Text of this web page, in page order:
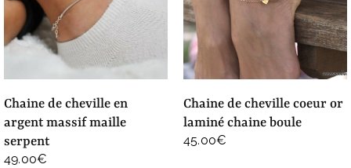
chaine de cheville en
argent massif maille
serpent
49.00€
chaine de cheville coeur or
laminé chaine boule
45.00€